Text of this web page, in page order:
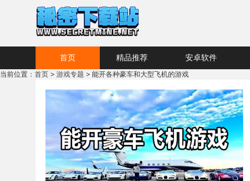
首页 精品推荐 安卓软件
当前位置： 首页 > 游戏专题 > 能开各种豪车和大型飞机的游戏